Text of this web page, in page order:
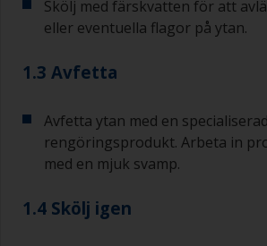
Skölj med färskvatten för att
eller eventuella flagor på ytan.
1.3 Avfetta
Avfetta ytan med en specialiserad
rengöringsprodukt. Arbeta in
med en mjuk svamp.
1.4 Skölj igen